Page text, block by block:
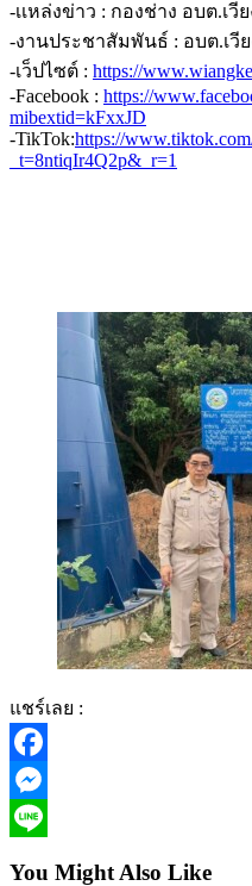
-เเหล่งข่าว : กองช่าง อบต.เวี
-งานประชาสัมพันธ์ : อบต.เวี
-เว็ปไซต์ : https://
-Facebook : https://
mibextid=kFxxJD
-TikTok:https://
_t=8ntiqIr4Q2p&_r=1
แชร์เลย :
Facebook
Messenger
You Might Also Like